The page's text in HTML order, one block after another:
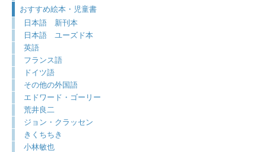
おすすめ絵本・児童書
日本語 新刊本
日本語 ユーズド本
英語
フランス語
ドイツ語
その他の外国語
エドワード・ゴーリー
荒井良二
ジョン・クラッセン
きくちちき
小林敏也